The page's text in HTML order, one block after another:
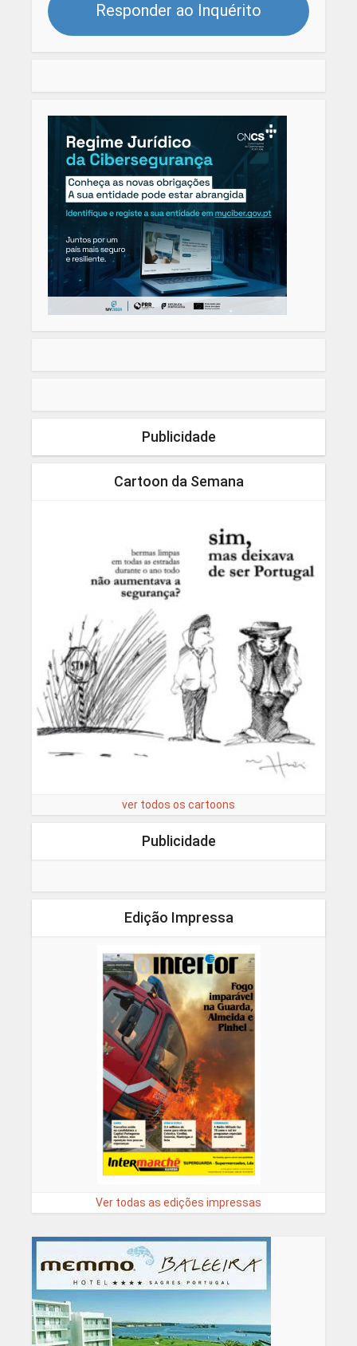
Responder ao Inquérito
Publicidade
Cartoon da Semana
ver todos os cartoons
Publicidade
Edição Impressa
Ver todas as edições impressas